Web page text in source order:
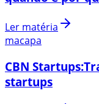
Ler matéria
macapa
CBN
startups